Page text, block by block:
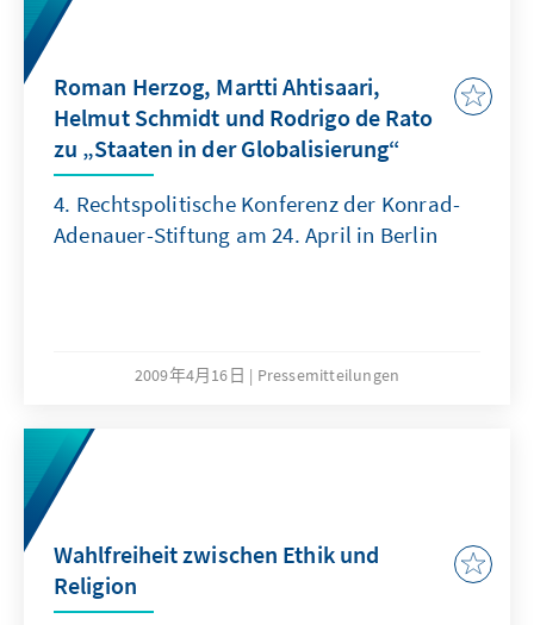
Roman Herzog, Martti Ahtisaari,
Helmut Schmidt und Rodrigo de Rato
zu „Staaten in der Globalisierung“
4. Rechtspolitische Konferenz der Konrad-
Adenauer-Stiftung am 24. April in Berlin
2009年4月16日 Pressemitteilungen
Wahlfreiheit zwischen Ethik und
Religion